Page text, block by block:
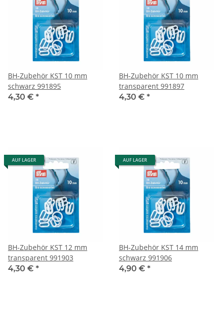
BH-Zubehör KST 10 mm
schwarz 991895
4,30 € *
BH-Zubehör KST 10 mm
transparent 991897
4,30 € *
AUF LAGER
BH-Zubehör KST 12 mm
transparent 991903
4,30 € *
AUF LAGER
BH-Zubehör KST 14 mm
schwarz 991906
4,90 € *